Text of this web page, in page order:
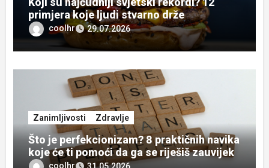
primjera koje ljudi stvarno drže
coolhr 29.07.2026
Zanimljivosti Zdravlje
Što je perfekcionizam? 8 praktičnih navika
koje će ti pomoći da ga se riješiš zauvijek
coolhr